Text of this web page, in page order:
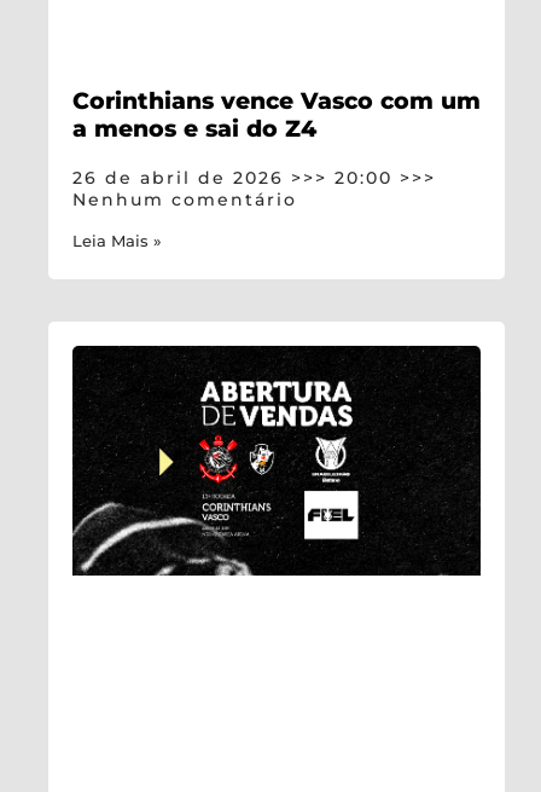
Corinthians vence Vasco com um
a menos e sai do Z4
26 de abril de 2026
20:00
Nenhum comentário
Leia Mais »